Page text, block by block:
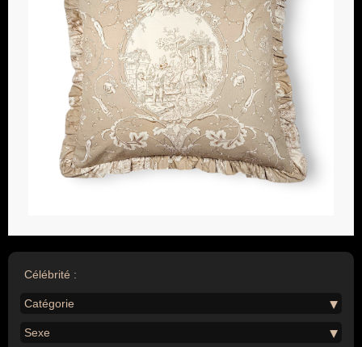
Célébrité :
Catégorie
Sexe